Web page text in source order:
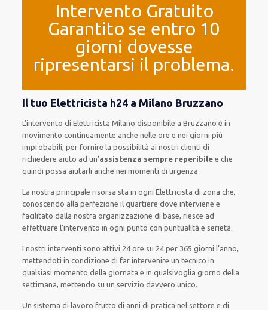
Intervento Gratuito
Garantito se entro 10
giorni dovesse
ripresentarsi il problema.
Il tuo Elettricista h24 a Milano Bruzzano
L’intervento di Elettricista Milanodisponibile a Bruzzano èin
movimento continuamente anchenelle ore e nei giorni più
improbabili, perfornire la possibilità ai nostri clienti di
richiedere aiuto ad un’assistenza sempre reperibile e che
quindi possa aiutarli anchenei momenti di urgenza.
La nostra principale risorsa sta in ogni Elettricista di zona che,
conoscendo alla perfezione il quartiere dove interviene e
facilitato dalla nostra organizzazione di base, riesce ad
effettuare l’intervento in ogni punto con puntualità e serietà.
I nostri interventi sono attivi 24 ore su 24per 365 giorni l’anno,
mettendoti in condizione di farintervenire untecnico in
qualsiasi momento della giornata e inqualsivoglia giorno della
settimana, mettendo su un serviziodavvero unico.
Un sistema di lavoro frutto di anni di pratica nel settore e di